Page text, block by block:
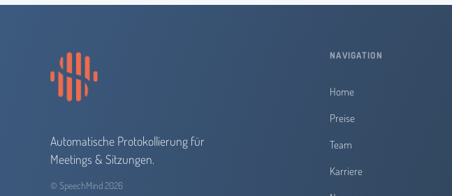
Automatische Protokollierung für
Meetings & Sitzungen.
© SpeechMind 2026
NAVIGATION
Home
Preise
Team
Karriere